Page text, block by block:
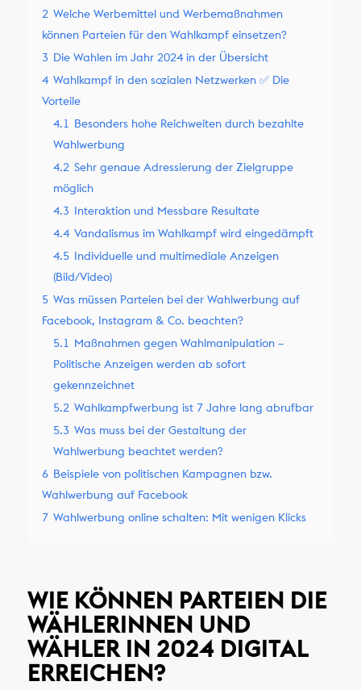
2 Welche Werbemittel und Werbemaßnahmen
können Parteien für den Wahlkampf einsetzen?
3 Die Wahlen im Jahr 2024 in der Übersicht
4 Wahlkampf in den sozialen Netzwerken ✅ Die
Vorteile
4.1 Besonders hohe Reichweiten durch bezahlte
Wahlwerbung
4.2 Sehr genaue Adressierung der Zielgruppe
möglich
4.3 Interaktion und Messbare Resultate
4.4 Vandalismus im Wahlkampf wird eingedämpft
4.5 Individuelle und multimediale Anzeigen
(Bild/Video)
5 Was müssen Parteien bei der Wahlwerbung auf
Facebook, Instagram & Co. beachten?
5.1 Maßnahmen gegen Wahlmanipulation –
Politische Anzeigen werden ab sofort
gekennzeichnet
5.2 Wahlkampfwerbung ist 7 Jahre lang abrufbar
5.3 Was muss bei der Gestaltung der
Wahlwerbung beachtet werden?
6 Beispiele von politischen Kampagnen bzw.
Wahlwerbung auf Facebook
7 Wahlwerbung online schalten: Mit wenigen Klicks
WIE KÖNNEN PARTEIEN DIE
WÄHLERINNEN UND
WÄHLER IN 2024 DIGITAL
ERREICHEN?